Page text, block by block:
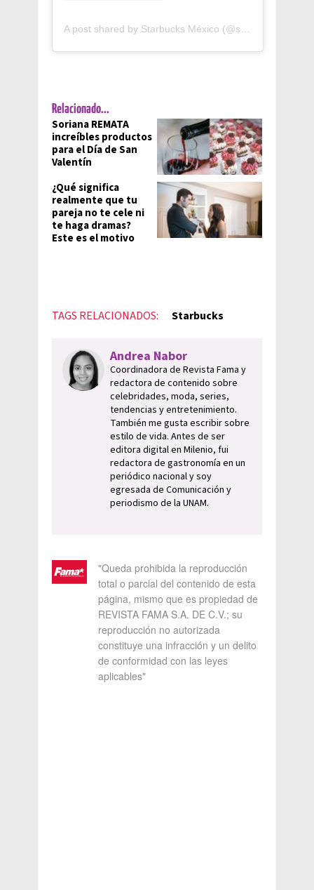
A post shared by Starbucks México (@starbucksmex)
Relacionado...
Soriana REMATA
increíbles productos
para el Día de San
Valentín
¿Qué significa
realmente que tu
pareja no te cele ni
te haga dramas?
Este es el motivo
TAGS RELACIONADOS: Starbucks
Andrea Nabor
Coordinadora de Revista Fama y
redactora de contenido sobre
celebridades, moda, series,
tendencias y entretenimiento.
También me gusta escribir sobre
estilo de vida. Antes de ser
editora digital en Milenio, fui
redactora de gastronomía en un
periódico nacional y soy
egresada de Comunicación y
periodismo de la UNAM.
"Queda prohibida la reproducción
total o parcial del contenido de esta
página, mismo que es propiedad de
REVISTA FAMA S.A. DE C.V.; su
reproducción no autorizada
constituye una infracción y un delito
de conformidad con las leyes
aplicables"